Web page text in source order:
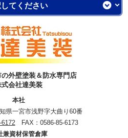
外壁塗装＆防水専門店
式会社達美装
本社
県一宮市浅野字大曲り60番
6172 FAX：0586-85-6173
兼資材保管倉庫